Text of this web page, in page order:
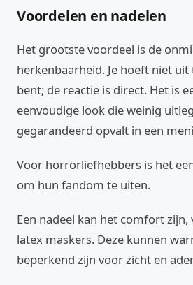
Voordelen en nadelen
Het grootste voordeel is de
herkenbaarheid. Je hoeft niet uit
bent; de reactie is direct. Het is
eenvoudige look die weinig
gegarandeerd opvalt in een
Voor horrorliefhebbers is het
om hun fandom te uiten.
Een nadeel kan het comfort
latex maskers. Deze kunnen
beperkend zijn voor zicht en